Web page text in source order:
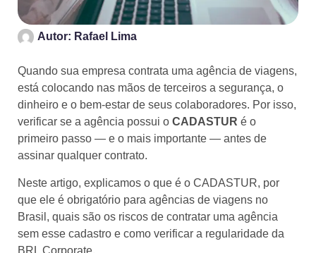
Autor: Rafael Lima
Quando sua empresa contrata uma agência de viagens,
está colocando nas mãos de terceiros a segurança, o
dinheiro e o bem-estar de seus colaboradores. Por isso,
verificar se a agência possui o CADASTUR é o
primeiro passo — e o mais importante — antes de
assinar qualquer contrato.
Neste artigo, explicamos o que é o CADASTUR, por
que ele é obrigatório para agências de viagens no
Brasil, quais são os riscos de contratar uma agência
sem esse cadastro e como verificar a regularidade da
BRL Corporate.